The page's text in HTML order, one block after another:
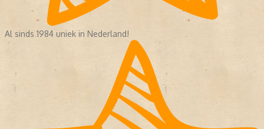
Al sinds 1984 uniek in Nederland!